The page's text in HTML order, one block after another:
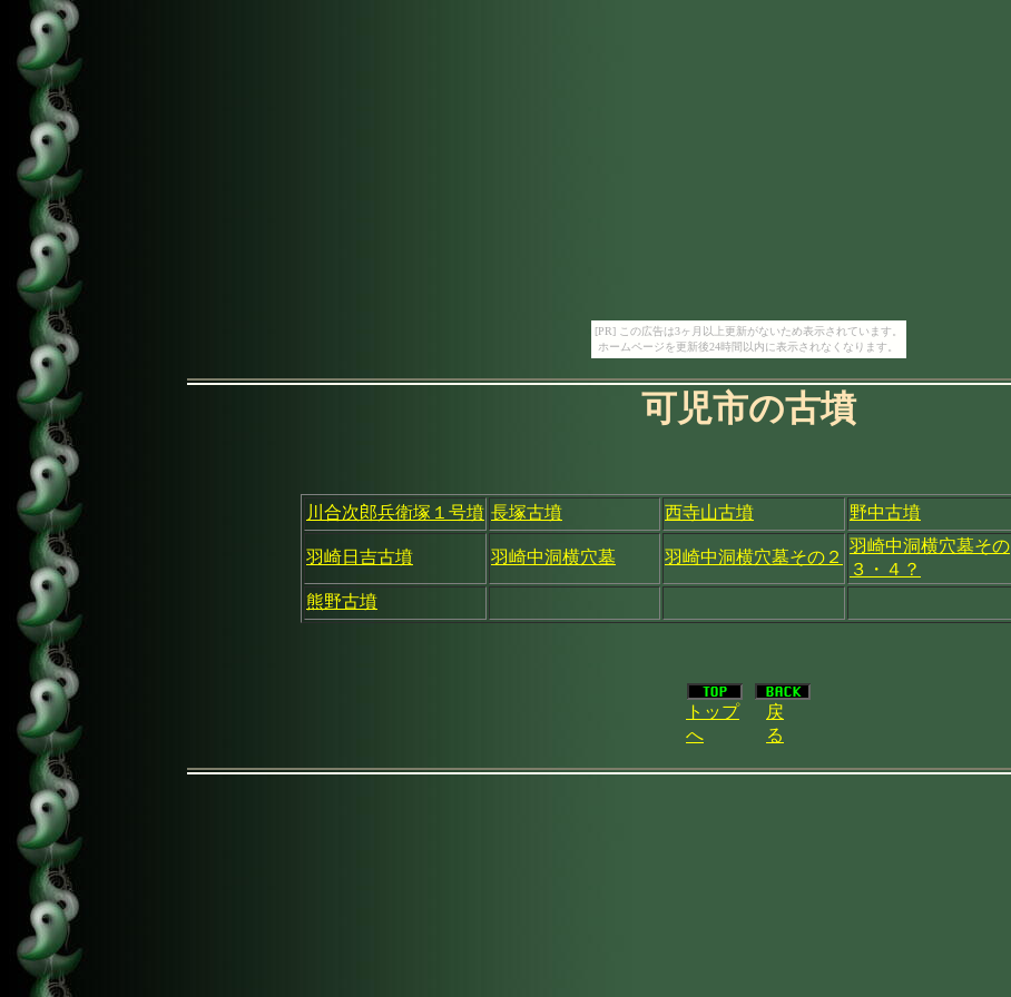
[PR] この広告は3ヶ月以上更新がないため表示されています。
ホームページを更新後24時間以内に表示されなくなります。
可児市の古墳
川合次郎兵衛塚１号墳 長塚古墳 西寺山古墳 野中古墳
羽崎日吉古墳 羽崎中洞横穴墓 羽崎中洞横穴墓その２
羽崎中洞横穴墓その
３・４？
熊野古墳
トップ
へ
戻
る